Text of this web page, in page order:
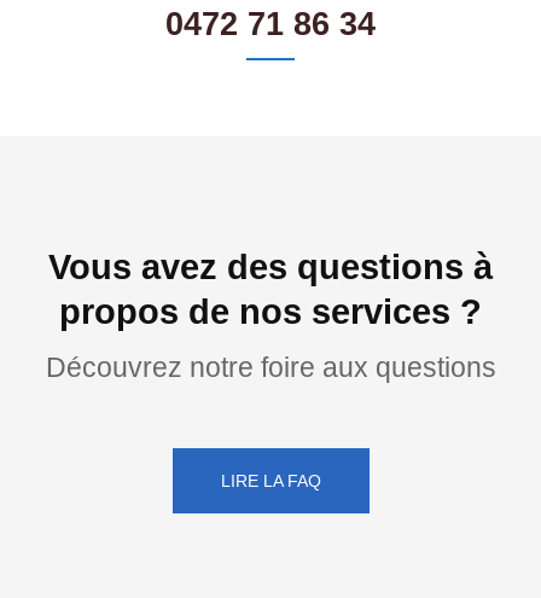
0472 71 86 34
Vous avez des questions à
propos de nos services ?
Découvrez notre foire aux questions
LIRE LA FAQ